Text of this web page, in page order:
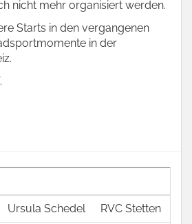
nicht mehr organisiert werden.
Starts in den vergangenen
in der
Ursula Schedel RVC Stetten